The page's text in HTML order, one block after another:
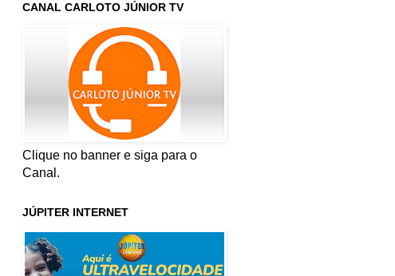
CANAL CARLOTO JÚNIOR TV
Clique no banner e siga para o
Canal.
JÚPITER INTERNET